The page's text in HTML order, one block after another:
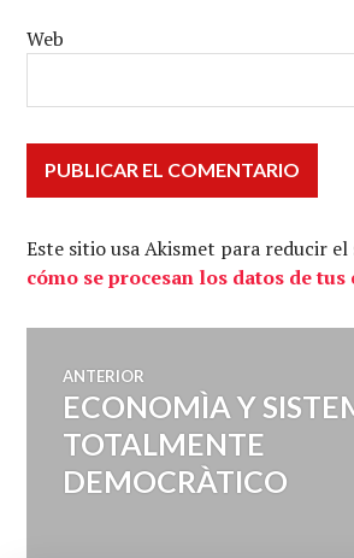
Web
Este sitio usa Akismet para reducir
cómo se procesan los datos de
Navegación
de
entradas
ANTERIOR
Entrada
anterior:
ECONOMÌA Y
TOTALMENTE
DEMOCRÀTICO